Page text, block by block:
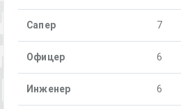
Сапер 7
Офицер 6
Инженер 6